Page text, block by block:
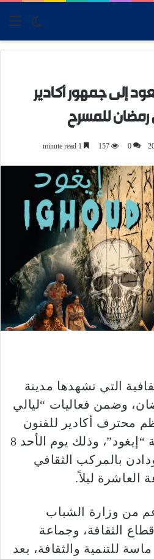
skin
إلى جمهور أكادير
رمضان للمسرح
0
157
التي تشهدها مدينة
وضمن فعاليات “ليالي
محترف أكادير للفنون
عرضًا جديدًا لمسرحية “إيغود”، وذلك يوم الأحد 8
أودادن بالمركب الثقافي
العاشرة ليلاً.
من وزارة الشباب
الثقافة، وجماعة
للتنمية والثقافة، بعد